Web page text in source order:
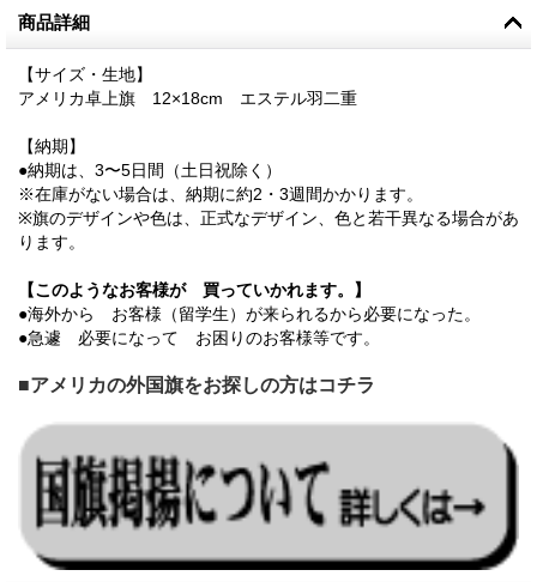
商品詳細
【サイズ・生地】
アメリカ卓上旗 12×18cm エステル羽二重
【納期】
●納期は、3〜5日間（土日祝除く）
※在庫がない場合は、納期に約2・3週間かかります。
※旗のデザインや色は、正式なデザイン、色と若干異なる場合があ
ります。
【このようなお客様が 買っていかれます。】
●海外から お客様（留学生）が来られるから必要になった。
●急遽 必要になって お困りのお客様等です。
■アメリカの外国旗をお探しの方はコチラ